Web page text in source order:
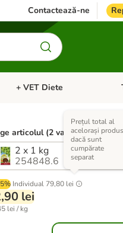
Contactează-ne
micicategorii: Pești
Deschideți meniul cu categorii:
+ VET Diete
articolul (2 variante)
2 x 1 kg
254848.6
Individual 79,80 lei
Prețul total al
acelorași
dacă sunt
cumpărate
separat
lei
lei / kg